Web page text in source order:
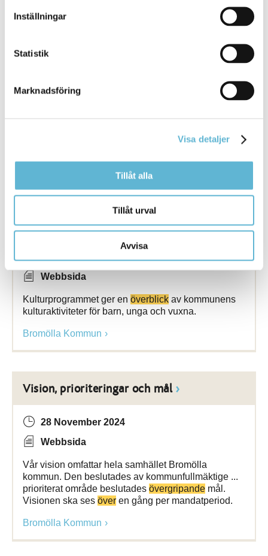
Inställningar
Statistik
Marknadsföring
Visa detaljer
Tillåt alla
Tillåt urval
Avvisa
Webbsida
trygghetsboende för dig som är över 70 år. ... finns ett
modernt trygghetsboende för dig som äröver70 år.
Kulturprogram
Webbsida
Kulturprogrammet ger en överblick av kommunens
kulturaktiviteter för barn, unga och vuxna.
Bromölla Kommun
Vision, prioriteringar och mål
28 November 2024
Webbsida
Vår vision omfattar hela samhället Bromölla
kommun. Den beslutades av kommunfullmäktige ...
prioriterat område beslutades övergripande mål.
Visionen ska ses över en gång per mandatperiod.
Bromölla Kommun